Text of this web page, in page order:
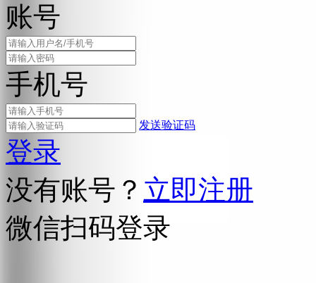
账号
手机号
发送验证码
登录
没有账号？ 立即注册
微信扫码登录